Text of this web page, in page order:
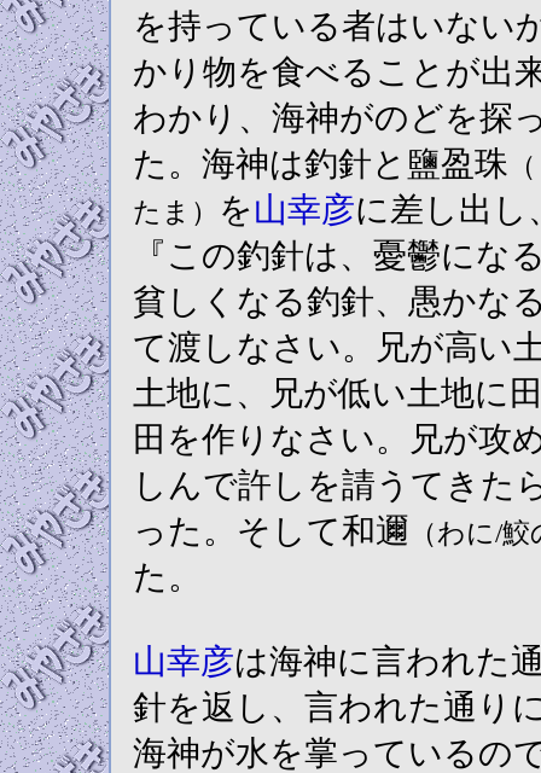
を持っている者はいない
かり物を食べることが出
わかり、海神がのどを探
た。海神は釣針と鹽盈珠
たま）
を山幸彦に差し出し
『この釣針は、憂鬱にな
貧しくなる釣針、愚かな
て渡しなさい。兄が高い
土地に、兄が低い土地に
田を作りなさい。兄が攻
しんで許しを請うてきた
った。そして和邇 （わに/
た。
山幸彦は海神に言われた
針を返し、言われた通り
海神が水を掌っているの